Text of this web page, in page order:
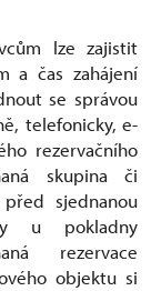
lze zajistit
a čas zahájení
se správou
telefonicky, e-
rezervačního
skupina či
sjednanou
u pokladny
rezervace
objektu si